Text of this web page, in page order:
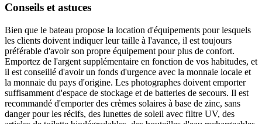
Conseils et astuces
Bien que le bateau propose la location d'équipements pour lesquels
les clients doivent indiquer leur taille à l'avance, il est toujours
préférable d'avoir son propre équipement pour plus de confort.
Emportez de l'argent supplémentaire en fonction de vos habitudes, et
il est conseillé d'avoir un fonds d'urgence avec la monnaie locale et
la monnaie du pays d'origine. Les photographes doivent emporter
suffisamment d'espace de stockage et de batteries de secours. Il est
recommandé d'emporter des crèmes solaires à base de zinc, sans
danger pour les récifs, des lunettes de soleil avec filtre UV, des